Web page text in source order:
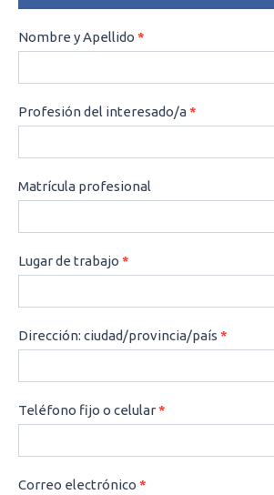
CONSULTAS
Nombre y Apellido *
Profesión del interesado/a*
Matrícula profesional
Lugar de trabajo *
Dirección: ciudad/provincia/país *
Teléfono fijo o celular*
Correo electrónico *